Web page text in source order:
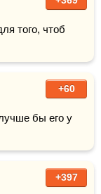
+60
бы его у
+397